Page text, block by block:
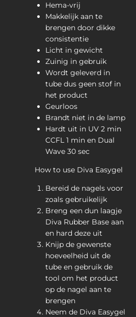
Hema-vrij
Makkelijk aan te
brengen door dikke
consistentie
Licht in gewicht
Zuinig in gebruik
Wordt geleverd in
tube dus geen stof in
het product
Geurloos
Brandt niet in de lamp
Hardt uit in UV 2 min
CCFL 1 min en Dual
Wave 30 sec
How to use Diva Easygel
Bereid de nagels voor
zoals gebruikelijk
Breng een dun laagje
Diva Rubber Base aan
en hard deze uit
Knijp de gewenste
hoeveelheid uit de
tube en gebruik de
tool om het product
op de nagel aan te
brengen
Neem de Diva Easygel